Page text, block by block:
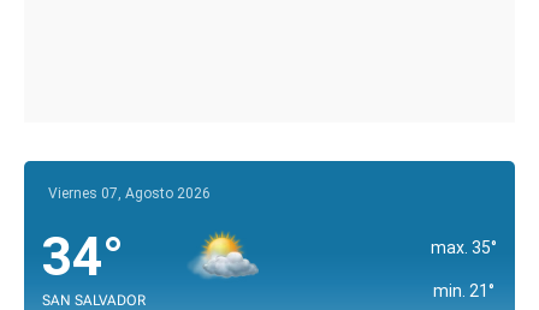
Viernes 07, Agosto 2026
34°
SAN SALVADOR
max. 35°
min. 21°